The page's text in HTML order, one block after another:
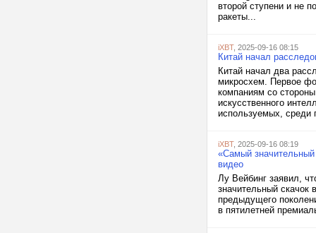
второй ступени и не
ракеты...
iXBT, 2025-09-16 08:15
Китай начал
Китай начал два
микросхем. Первое
компаниям со
искусственного
используемых, среди
iXBT, 2025-09-16 08:19
«Самый
видео
Лу Вейбинг заявил,
значительный скачок
предыдущего
в пятилетней